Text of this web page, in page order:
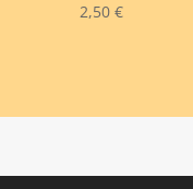
2,50€